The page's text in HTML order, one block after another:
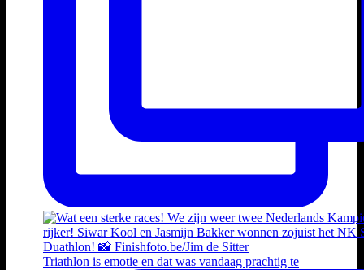
Triathlon is emotie en dat was vandaag prachtig te